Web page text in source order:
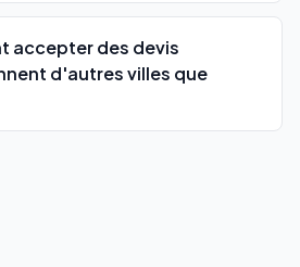
accepter des devis
d'autres villes que